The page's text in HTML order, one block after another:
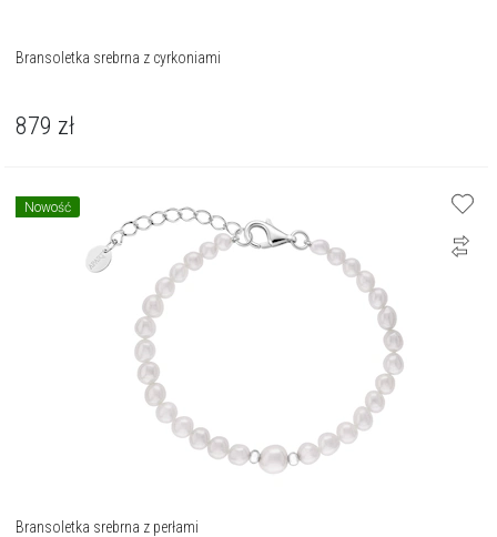
Bransoletka srebrna z cyrkoniami
879 zł
Nowość
Bransoletka srebrna z perłami